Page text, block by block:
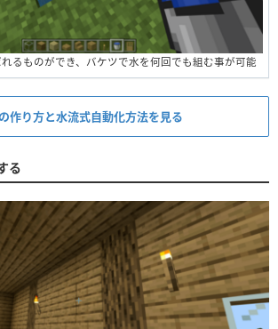
れるものができ、バケツで水を何回でも組む事が可能
作り方と水流式自動化方法を見る
る